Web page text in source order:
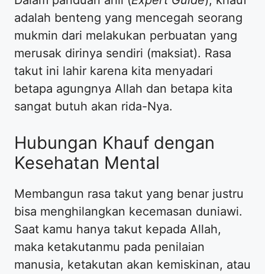
adalah benteng yang mencegah seorang
mukmin dari melakukan perbuatan yang
merusak dirinya sendiri (maksiat). Rasa
takut ini lahir karena kita menyadari
betapa agungnya Allah dan betapa kita
sangat butuh akan rida-Nya.
Hubungan Khauf dengan
Kesehatan Mental
Membangun rasa takut yang benar justru
bisa menghilangkan kecemasan duniawi.
Saat kamu hanya takut kepada Allah,
maka ketakutanmu pada penilaian
manusia, ketakutan akan kemiskinan, atau